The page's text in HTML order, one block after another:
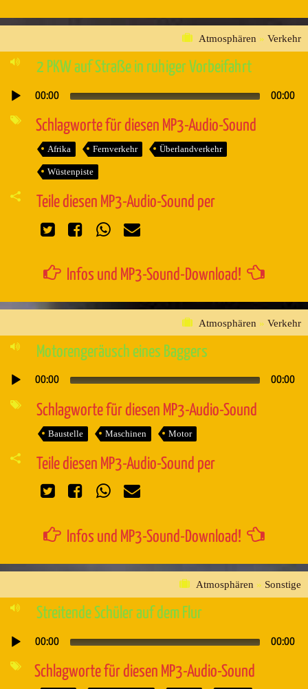
Atmosphären » Verkehr
2 PKW auf Straße in ruhiger Vorbeifahrt
Audio-
00:00 00:00
Schlagworte für diesen MP3-Audio-Sound
Afrika Fernverkehr Überlandverkehr
Wüstenpiste
Teile diesen MP3-Audio-Sound per
Infos und MP3-Sound-Download!
Atmosphären » Verkehr
Motorengeräusch eines Baggers
Audio-
00:00 00:00
Schlagworte für diesen MP3-Audio-Sound
Baustelle Maschinen Motor
Teile diesen MP3-Audio-Sound per
Infos und MP3-Sound-Download!
Atmosphären » Sonstige
Streitende Schüler auf dem Flur
Audio-
00:00 00:00
Schlagworte für diesen MP3-Audio-Sound